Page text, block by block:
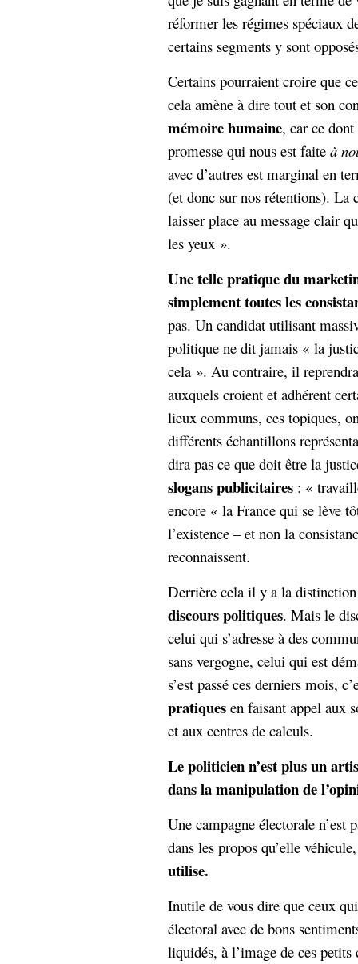
réformer les régimes spéciaux
certains segments y sont
Certains pourraient croire que
cela amène à dire tout et son
mémoire humaine, car ce
promesse qui nous est faite à
avec d’autres est marginal en
(et donc sur nos rétentions).
laisser place au message clair
les yeux ».
Une telle pratique du
simplement toutes les
pas. Un candidat utilisant
politique ne dit jamais « la
cela ». Au contraire, il
auxquels croient et adhérent
lieux communs, ces topiques,
différents échantillons
dira pas ce que doit être la
slogans publicitaires : «
encore « la France qui se lève
l’existence – et non la
reconnaissent.
Derrière cela il y a la
discours politiques. Mais le
celui qui s’adresse à des
sans vergogne, celui qui est
s’est passé ces derniers mois,
pratiques en faisant appel aux
et aux centres de calculs.
Le politicien n’est plus un
dans la manipulation de
Une campagne électorale n’est
dans les propos qu’elle
utilise.
Inutile de vous dire que ceux
électoral avec de bons
liquidés, à l’image de ces